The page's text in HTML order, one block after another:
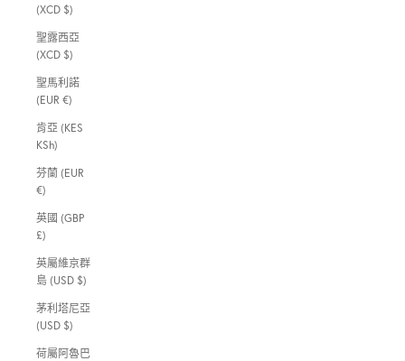
(XCD $)
聖露西亞
(XCD $)
聖馬利諾
(EUR €)
肯亞 (KES
KSh)
芬蘭 (EUR
€)
英國 (GBP
£)
英屬維京群
島 (USD $)
茅利塔尼亞
(USD $)
荷屬阿魯巴